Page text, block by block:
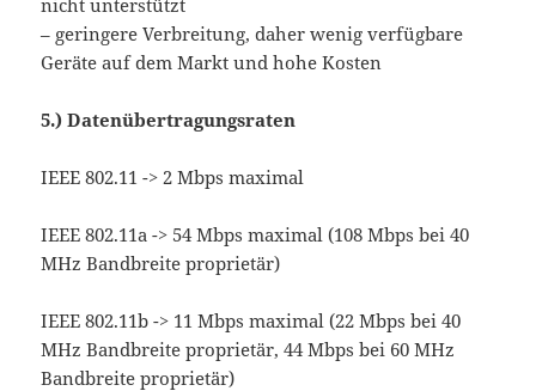
– geringere Verbreitung, daher wenig verfügbare
Geräte auf dem Markt und hohe Kosten
5.) Datenübertragungsraten
IEEE 802.11 -> 2 Mbps maximal
IEEE 802.11a -> 54 Mbps maximal (108 Mbps bei 40
MHz Bandbreite proprietär)
IEEE 802.11b -> 11 Mbps maximal (22 Mbps bei 40
MHz Bandbreite proprietär, 44 Mbps bei 60 MHz
Bandbreite proprietär)